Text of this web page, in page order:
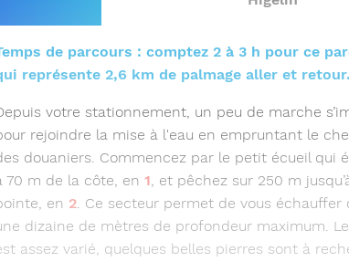
de parcours : comptez 2 à 3 h pour ce
représente 2,6 km de palmage aller et retour.
votre stationnement, un peu de marche
rejoindre la mise à l'eau en empruntant le
douaniers. Commencez par le petit écueil qui
70 m de la côte, en 1, et pêchez sur 250 m
en 2. Ce secteur permet de vous échauffer
dizaine de mètres de profondeur maximum.
assez varié, quelques belles pierres sont à